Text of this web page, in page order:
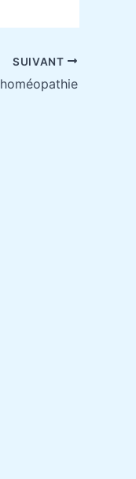
SUIVANT
homéopathie